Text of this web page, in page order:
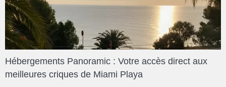
Hébergements Panoramic : Votre accès direct aux
meilleures criques de Miami Playa